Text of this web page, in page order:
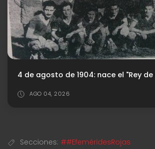
4 de agosto de 1904: nace el "Rey
AGO 04, 2026
Secciones: ##EfeméridesRojas